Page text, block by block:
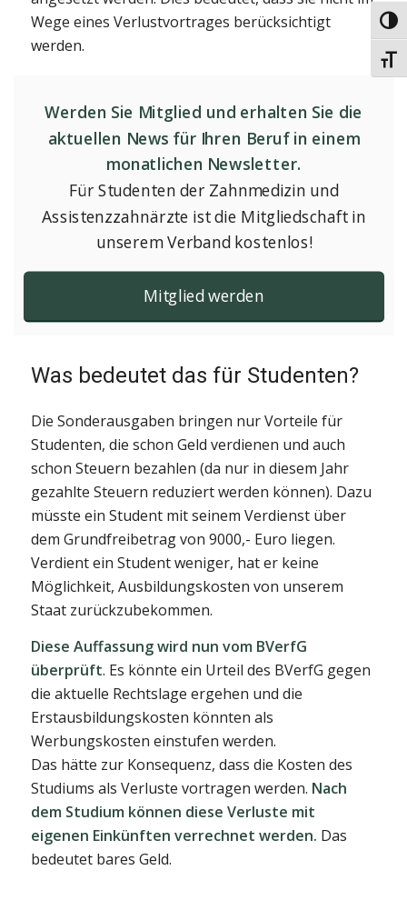
Wege eines Verlustvortrages berücksichtigt
werden.
Werden Sie Mitglied und erhalten Sie die
aktuellen News für Ihren Beruf in einem
monatlichen Newsletter.
Für Studenten der Zahnmedizin und
Assistenzzahnärzte ist die Mitgliedschaft in
unserem Verband kostenlos!
Mitglied werden
Was bedeutet das für Studenten?
Die Sonderausgaben bringen nur Vorteile für
Studenten, die schon Geld verdienen und auch
schon Steuern bezahlen (da nur in diesem Jahr
gezahlte Steuern reduziert werden können). Dazu
müsste ein Student mit seinem Verdienst über
dem Grundfreibetrag von 9000,- Euro liegen.
Verdient ein Student weniger, hat er keine
Möglichkeit, Ausbildungskosten von unserem
Staat zurückzubekommen.
Diese Auffassung wird nun vom BVerfG
überprüft. Es könnte ein Urteil des BVerfG gegen
die aktuelle Rechtslage ergehen und die
Erstausbildungskosten könnten als
Werbungskosten einstufen werden.
Das hätte zur Konsequenz, dass die Kosten des
Studiums als Verluste vortragen werden. Nach
dem Studium können diese Verluste mit
eigenen Einkünften verrechnet werden. Das
bedeutet bares Geld.